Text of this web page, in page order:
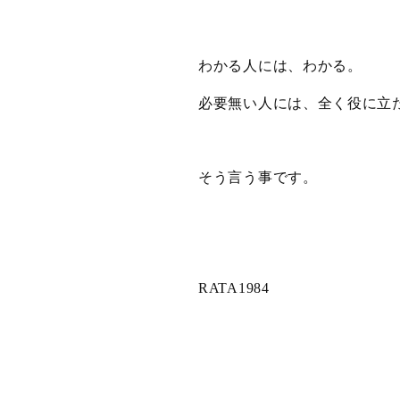
わかる人には、わかる。
必要無い人には、全く役に立
そう言う事です。
RATA1984